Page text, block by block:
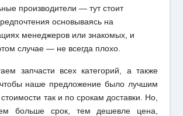
производители — тут стоит
основываясь на
менеджеров или знакомых, и
случае — не всегда плохо.
запчасти всех категорий, а также
наше предложение было лучшим
так и по срокам доставки. Но,
больше срок, тем дешевле цена,